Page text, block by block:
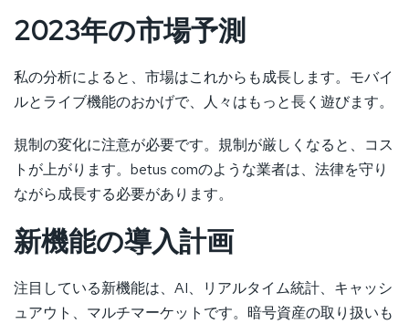
2023年の市場予測
私の分析によると、市場はこれからも成長します。モバイ
ルとライブ機能のおかげで、人々はもっと長く遊びます。
規制の変化に注意が必要です。規制が厳しくなると、コス
トが上がります。betus comのような業者は、法律を守り
ながら成長する必要があります。
新機能の導入計画
注目している新機能は、AI、リアルタイム統計、キャッシ
ュアウト、マルチマーケットです。暗号資産の取り扱いも